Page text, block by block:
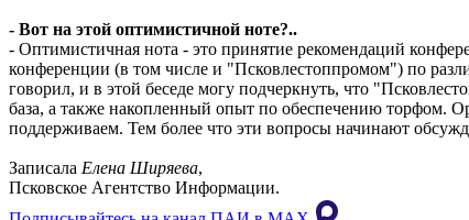
- Вот на этой оптимистичной ноте?..
- Оптимистичная нота - это принятие рекомендаций
конференции (в том числе и "Псковлестоппромом") по
говорил, и в этой беседе могу подчеркнуть, что
база, а также накопленный опыт по обеспечению торфом.
поддерживаем. Тем более что эти вопросы начинают
Записала Елена Ширяева,
Псковское Агентство Информации.